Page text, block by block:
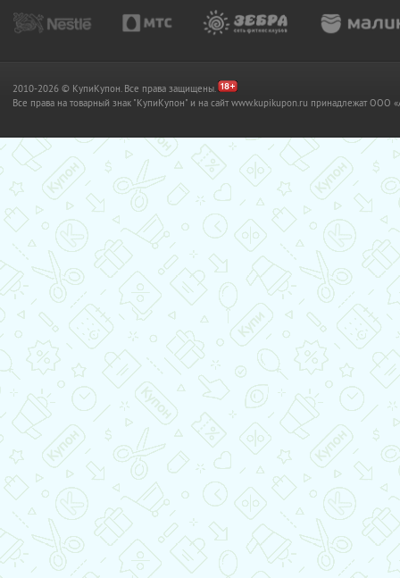
2010-2026 © КупиКупон. Все права защищены.
Все права на товарный знак "КупиКупон" и на сайт www.kupikupon.ru принадлежат